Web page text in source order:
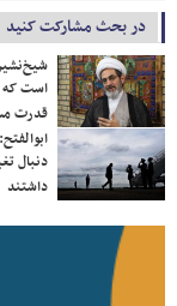
در بحث مشارکت کنید
است که
قدرت
دنبال
داشتند